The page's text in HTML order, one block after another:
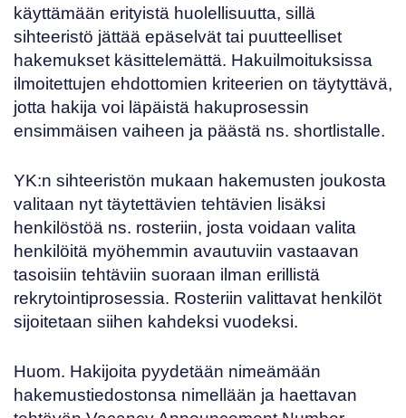
käyttämään erityistä huolellisuutta, sillä
sihteeristö jättää epäselvät tai puutteelliset
hakemukset käsittelemättä. Hakuilmoituksissa
ilmoitettujen ehdottomien kriteerien on täytyttävä,
jotta hakija voi läpäistä hakuprosessin
ensimmäisen vaiheen ja päästä ns. shortlistalle.
YK:n sihteeristön mukaan hakemusten joukosta
valitaan nyt täytettävien tehtävien lisäksi
henkilöstöä ns. rosteriin, josta voidaan valita
henkilöitä myöhemmin avautuviin vastaavan
tasoisiin tehtäviin suoraan ilman erillistä
rekrytointiprosessia. Rosteriin valittavat henkilöt
sijoitetaan siihen kahdeksi vuodeksi.
Huom. Hakijoita pyydetään nimeämään
hakemustiedostonsa nimellään ja haettavan